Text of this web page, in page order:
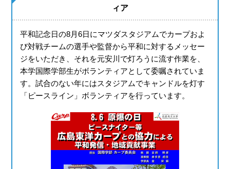
ィア
平和記念日の8月6日にマツダスタジアムでカープおよ
び対戦チームの選手や監督から平和に対するメッセー
ジをいただき、それを元安川で灯ろうに流す作業を、
本学国際学部生がボランティアとして委嘱されていま
す。試合のない年にはスタジアムでキャンドルを灯す
「ピースライン」ボランティアを行っています。